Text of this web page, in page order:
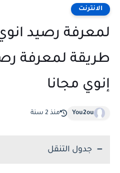
الانترنت
لمعرفة رصيد
طريقة لمعرفة
إنوي مجانا
You2ou منذ 2 سنة
جدول التنقل